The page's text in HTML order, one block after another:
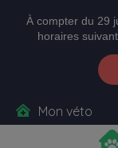
À compter du 29
horaires
Mon véto